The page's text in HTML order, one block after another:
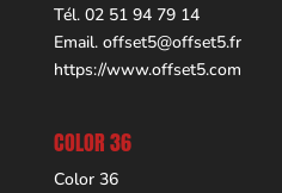
Tél. 02 51 94 79 14
Email. offset5@offset5.fr
https://www.offset5.com
COLOR 36
Color 36